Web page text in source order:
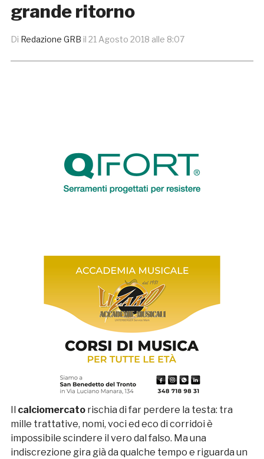
grande ritorno
Di Redazione GRB il 21 Agosto 2018 alle 8:07
calciomercatorischia di far perdere la testa: tra
mille trattative, nomi, voci ed eco di corridoi è
impossibile scindere il vero dal falso. Ma una
indiscrezione gira già da qualche tempo e riguarda un